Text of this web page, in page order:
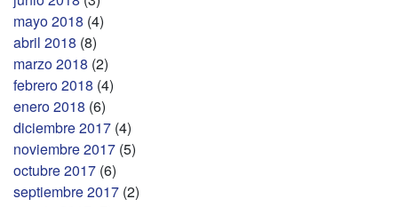
mayo 2018 (4)
abril 2018 (8)
marzo 2018 (2)
febrero 2018 (4)
enero 2018 (6)
diciembre 2017 (4)
noviembre 2017 (5)
octubre 2017 (6)
septiembre 2017 (2)